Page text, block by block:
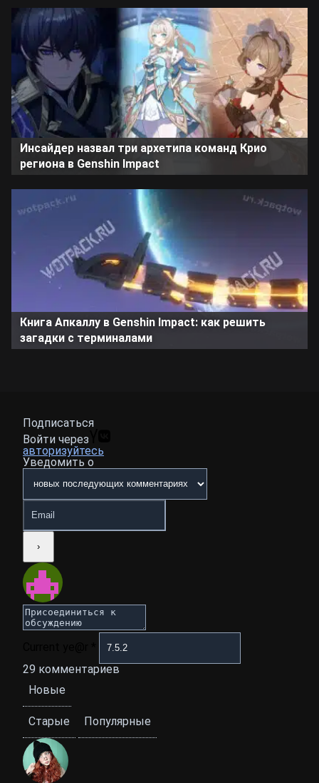
Инсайдер назвал три архетипа команд Крио
региона в Genshin Impact
Книга Апкаллу в Genshin Impact: как решить
загадки с терминалами
Подписаться
Войти через
авторизуйтесь
Уведомить о
29 комментариев
Новые
Старые Популярные